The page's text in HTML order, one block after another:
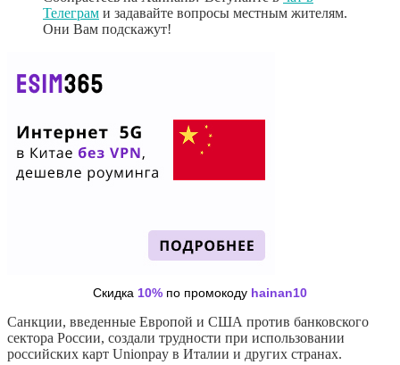
Телеграм и задавайте вопросы местным жителям.
Они Вам подскажут!
Скидка 10% по промокоду hainan10
Санкции, введенные Европой и США против банковского
сектора России, создали трудности при использовании
российских карт Unionpay в Италии и других странах.